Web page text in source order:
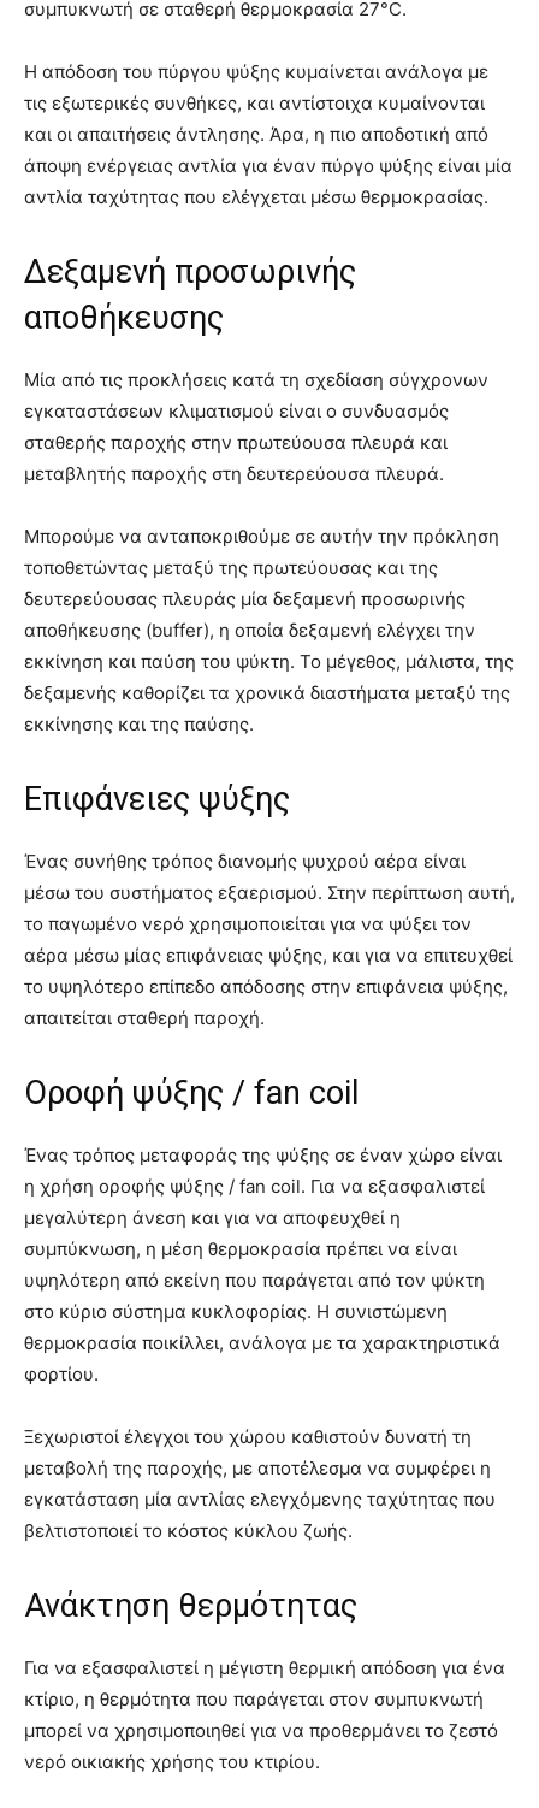
συμπυκνωτή σε σταθερή θερμοκρασία 27°C.
Η απόδοση του πύργου ψύξης κυμαίνεται ανάλογα με
τις εξωτερικές συνθήκες, και αντίστοιχα κυμαίνονται
και οι απαιτήσεις άντλησης. Άρα, η πιο αποδοτική από
άποψη ενέργειας αντλία για έναν πύργο ψύξης είναι μία
αντλία ταχύτητας που ελέγχεται μέσω θερμοκρασίας.
Δεξαμενή προσωρινής
αποθήκευσης
Μία από τις προκλήσεις κατά τη σχεδίαση σύγχρονων
εγκαταστάσεων κλιματισμού είναι ο συνδυασμός
σταθερής παροχής στην πρωτεύουσα πλευρά και
μεταβλητής παροχής στη δευτερεύουσα πλευρά.
Μπορούμε να ανταποκριθούμε σε αυτήν την πρόκληση
τοποθετώντας μεταξύ της πρωτεύουσας και της
δευτερεύουσας πλευράς μία δεξαμενή προσωρινής
αποθήκευσης (buffer), η οποία δεξαμενή ελέγχει την
εκκίνηση και παύση του ψύκτη. Το μέγεθος, μάλιστα, της
δεξαμενής καθορίζει τα χρονικά διαστήματα μεταξύ της
εκκίνησης και της παύσης.
Επιφάνειες ψύξης
Ένας συνήθης τρόπος διανομής ψυχρού αέρα είναι
μέσω του συστήματος εξαερισμού. Στην περίπτωση αυτή,
το παγωμένο νερό χρησιμοποιείται για να ψύξει τον
αέρα μέσω μίας επιφάνειας ψύξης, και για να επιτευχθεί
το υψηλότερο επίπεδο απόδοσης στην επιφάνεια ψύξης,
απαιτείται σταθερή παροχή.
Οροφή ψύξης / fan coil
Ένας τρόπος μεταφοράς της ψύξης σε έναν χώρο είναι
η χρήση οροφής ψύξης / fan coil. Για να εξασφαλιστεί
μεγαλύτερη άνεση και για να αποφευχθεί η
συμπύκνωση, η μέση θερμοκρασία πρέπει να είναι
υψηλότερη από εκείνη που παράγεται από τον ψύκτη
στο κύριο σύστημα κυκλοφορίας. Η συνιστώμενη
θερμοκρασία ποικίλλει, ανάλογα με τα χαρακτηριστικά
φορτίου.
Ξεχωριστοί έλεγχοι του χώρου καθιστούν δυνατή τη
μεταβολή της παροχής, με αποτέλεσμα να συμφέρει η
εγκατάσταση μία αντλίας ελεγχόμενης ταχύτητας που
βελτιστοποιεί το κόστος κύκλου ζωής.
Ανάκτηση θερμότητας
Για να εξασφαλιστεί η μέγιστη θερμική απόδοση για ένα
κτίριο, η θερμότητα που παράγεται στον συμπυκνωτή
μπορεί να χρησιμοποιηθεί για να προθερμάνει το ζεστό
νερό οικιακής χρήσης του κτιρίου.